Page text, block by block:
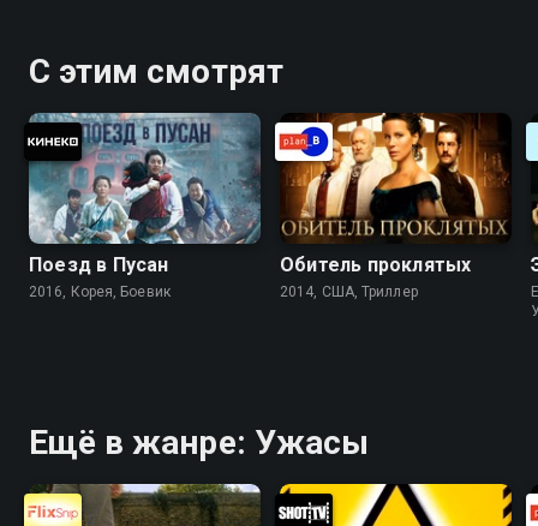
С этим смотрят
Поезд в Пусан
2016, Корея, Боевик
Обитель проклятых
2014, США, Триллер
Ещё в жанре: Ужасы